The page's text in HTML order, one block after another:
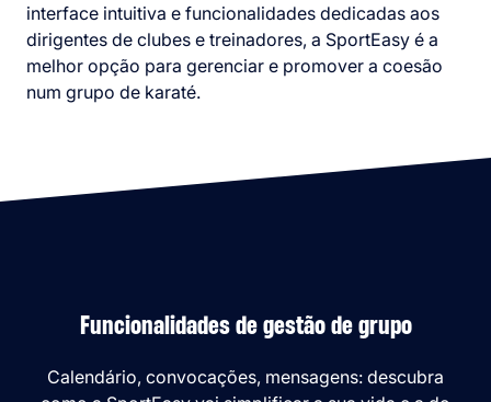
interface intuitiva e funcionalidades dedicadas aos
dirigentes de clubes e treinadores, a SportEasy é a
melhor opção para gerenciar e promover a coesão
num grupo de karaté.
Funcionalidades de gestão de grupo
Calendário, convocações, mensagens: descubra